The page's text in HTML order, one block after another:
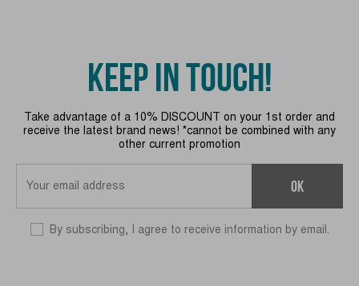
KEEP IN TOUCH!
Take advantage of a 10% DISCOUNT on your 1st order and
receive the latest brand news! *cannot be combined with any
other current promotion
OK
By subscribing, I agree to receive information by email.